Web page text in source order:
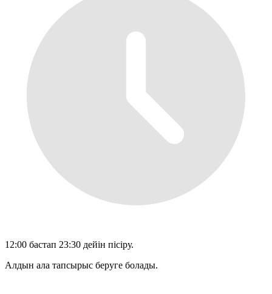
12:00 бастап 23:30 дейін пісіру.
Алдын ала тапсырыс беруге болады.